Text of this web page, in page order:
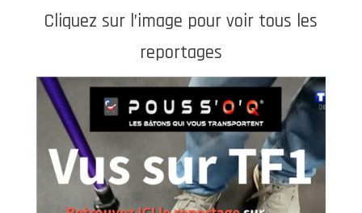
Cliquez sur l’image pour voir tous les
reportages